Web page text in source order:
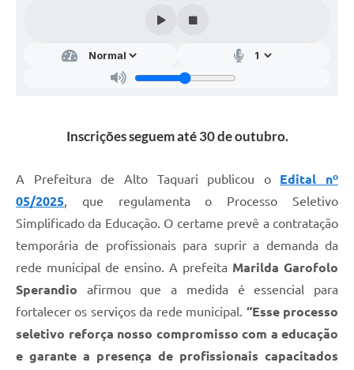
Inscrições seguem até 30 de outubro.
A Prefeitura de Alto Taquari publicou o Edital nº
05/2025, que regulamenta o Processo Seletivo
Simplificado da Educação. O certame prevê a contratação
temporária de profissionais para suprir a demanda da
rede municipal de ensino. A prefeita Marilda Garofolo
Sperandio afirmou que a medida é essencial para
fortalecer os serviços da rede municipal. “Esse processo
seletivo reforça nosso compromisso com a educação
e garante a presença de profissionais capacitados